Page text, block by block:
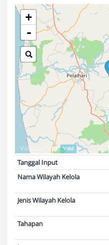
+
-
Validasi Peta: Valid
Tanggal Input
Nama Wilayah Kelola
Jenis Wilayah Kelola
Tahapan